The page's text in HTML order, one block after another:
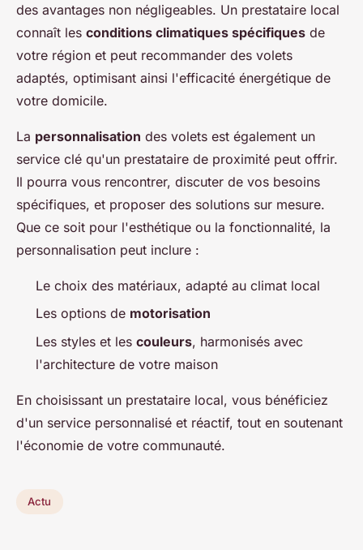
des avantages non négligeables. Un prestataire local
connaît les conditions climatiques spécifiques de
votre région et peut recommander des volets
adaptés, optimisant ainsi l'efficacité énergétique de
votre domicile.
La personnalisation des volets est également un
service clé qu'un prestataire de proximité peut offrir.
Il pourra vous rencontrer, discuter de vos besoins
spécifiques, et proposer des solutions sur mesure.
Que ce soit pour l'esthétique ou la fonctionnalité, la
personnalisation peut inclure :
Le choix des matériaux, adapté au climat local
Les options de motorisation
Les styles et les couleurs, harmonisés avec
l'architecture de votre maison
En choisissant un prestataire local, vous bénéficiez
d'un service personnalisé et réactif, tout en soutenant
l'économie de votre communauté.
Actu